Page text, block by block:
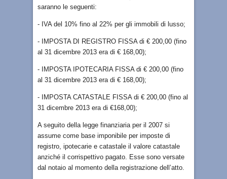
saranno le seguenti:
- IVA del 10% fino al 22% per gli immobili di lusso;
- IMPOSTA DI REGISTRO FISSA di € 200,00 (fino
al 31 dicembre 2013 era di € 168,00);
- IMPOSTA IPOTECARIA FISSA di € 200,00 (fino
al 31 dicembre 2013 era di € 168,00);
- IMPOSTA CATASTALE FISSA di € 200,00 (fino al
31 dicembre 2013 era di €168,00);
A seguito della legge finanziaria per il 2007 si
assume come base imponibile per imposte di
registro, ipotecarie e catastale il valore catastale
anziché il corrispettivo pagato. Esse sono versate
dal notaio al momento della registrazione dell’atto.